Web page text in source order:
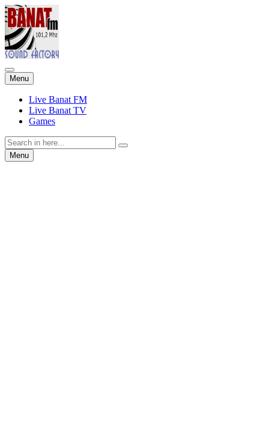
Menu Skip
to
content
Live Banat FM
Live Banat TV
Games
Search
for:Menu Skip
to